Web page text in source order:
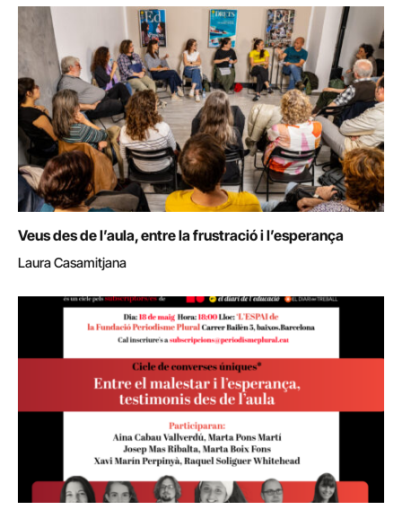
Veus des de l’aula, entre la frustració i l’esperança
Laura Casamitjana